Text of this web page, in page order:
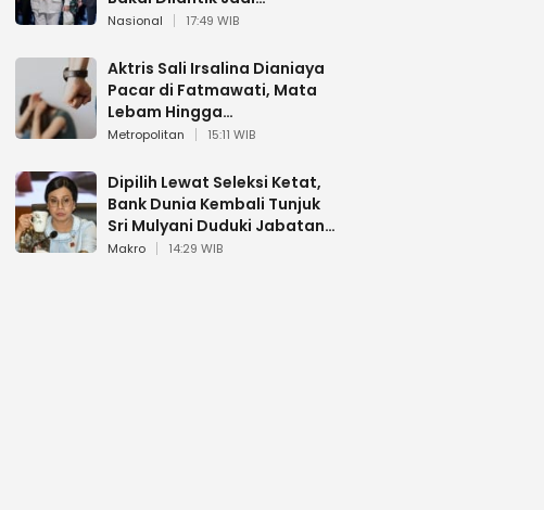
Wamenhan RI
Nasional 17:49 WIB
Aktris Sali Irsalina Dianiaya
Pacar di Fatmawati, Mata
Lebam Hingga
Diselamatkan Polantas
Metropolitan 15:11 WIB
Dipilih Lewat Seleksi Ketat,
Bank Dunia Kembali Tunjuk
Sri Mulyani Duduki Jabatan
Strategis
Makro 14:29 WIB